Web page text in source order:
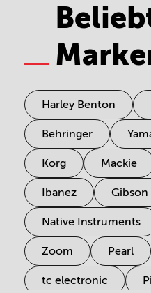
Harley Benton
Behringer
Korg Mackie
Ibanez Gibson
Native Instruments
Zoom Pearl
tc electronic